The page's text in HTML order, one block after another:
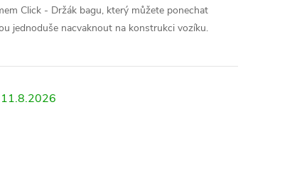
Click - Držák bagu, který můžete ponechat
jednoduše nacvaknout na konstrukci vozíku.
11.8.2026